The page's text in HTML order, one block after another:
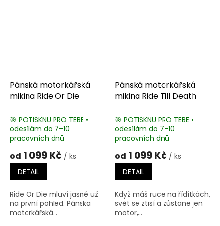
Pánská motorkářská
mikina Ride Or Die
🎯 POTISKNU PRO TEBE •
odesílám do 7–10
pracovních dnů
od 1 099 Kč / ks
DETAIL
Ride Or Die mluví jasně už
na první pohled. Pánská
motorkářská...
Pánská motorkářská
mikina Ride Till Death
🎯 POTISKNU PRO TEBE •
odesílám do 7–10
pracovních dnů
od 1 099 Kč / ks
DETAIL
Když máš ruce na řídítkách,
svět se ztiší a zůstane jen
motor,...